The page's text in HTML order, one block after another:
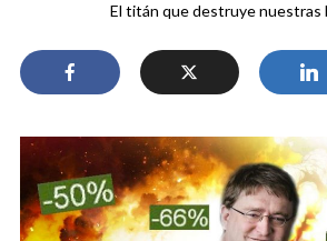
El titán que destruye nuestras